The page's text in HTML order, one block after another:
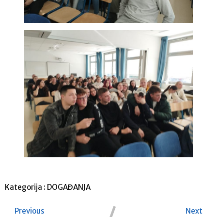
Kategorija : DOGAĐANJA
Previous
Next